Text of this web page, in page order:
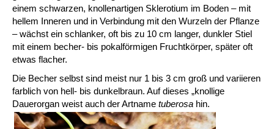
einem schwarzen, knollenartigen Sklerotium im Boden – mit
hellem Inneren und in Verbindung mit den Wurzeln der Pflanze
– wächst ein schlanker, oft bis zu 10 cm langer, dunkler Stiel
mit einem becher- bis pokalförmigen Fruchtkörper, später oft
etwas flacher.
Die Becher selbst sind meist nur 1 bis 3 cm groß und variieren
farblich von hell- bis dunkelbraun. Auf dieses „knollige
Dauerorgan weist auch der Artname tuberosa hin.